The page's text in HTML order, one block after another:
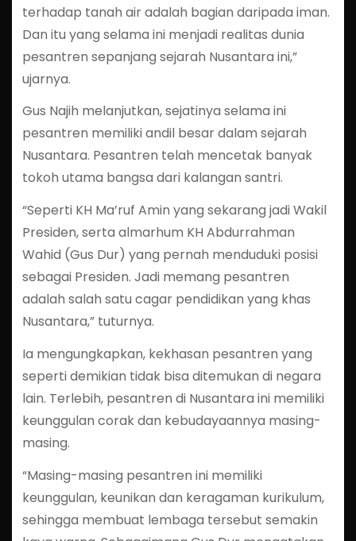
terhadap tanah air adalah bagian daripada iman.
Dan itu yang selama ini menjadi realitas dunia
pesantren sepanjang sejarah Nusantara ini,”
ujarnya.
Gus Najih melanjutkan, sejatinya selama ini
pesantren memiliki andil besar dalam sejarah
Nusantara. Pesantren telah mencetak banyak
tokoh utama bangsa dari kalangan santri.
“Seperti KH Ma’ruf Amin yang sekarang jadi Wakil
Presiden, serta almarhum KH Abdurrahman
Wahid (Gus Dur) yang pernah menduduki posisi
sebagai Presiden. Jadi memang pesantren
adalah salah satu cagar pendidikan yang khas
Nusantara,” tuturnya.
Ia mengungkapkan, kekhasan pesantren yang
seperti demikian tidak bisa ditemukan di negara
lain. Terlebih, pesantren di Nusantara ini memiliki
keunggulan corak dan kebudayaannya masing-
masing.
“Masing-masing pesantren ini memiliki
keunggulan, keunikan dan keragaman kurikulum,
sehingga membuat lembaga tersebut semakin